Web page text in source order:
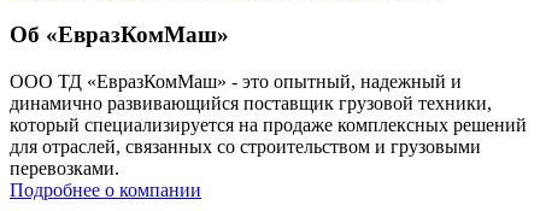
Об «ЕвразКомМаш»
ООО ТД «ЕвразКомМаш» - это опытный, надежный и
динамично развивающийся поставщик грузовой техники,
который специализируется на продаже комплексных решений
для отраслей, связанных со строительством и грузовыми
перевозками.
Подробнее о компании